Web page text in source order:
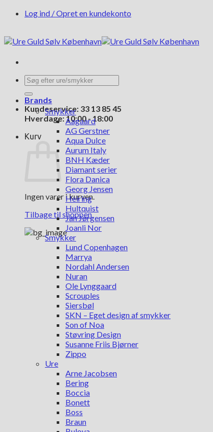
FortsætLog ind / Opret en kundekonto
Søg
efter:
Kundeservice: 33 13 85 45
Hverdage: 10:00 - 18:00
Kurv
Ingen varer i kurven.
Tilbage til shoppen
Brands
Smykker
Aagaard
AG Gerstner
Aqua Dulce
Aurum Italy
BNH Kæder
Diamant serier
Flora Danica
Georg Jensen
Heiring
Hultquist
Jan Jørgensen
Joanli Nor
Smykker
Lund Copenhagen
Marrya
Nordahl Andersen
Nuran
Ole Lynggaard
Scrouples
Siersbøl
SKN – Eget design af smykker
Son of Noa
Støvring Design
Susanne Friis Bjørner
Zippo
Ure
Arne Jacobsen
Bering
Boccia
Bonett
Boss
Braun